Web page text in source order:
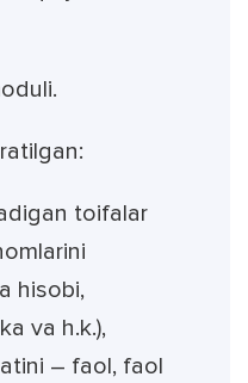
toifalar
hisobi,
va h.k.),
– faol, faol